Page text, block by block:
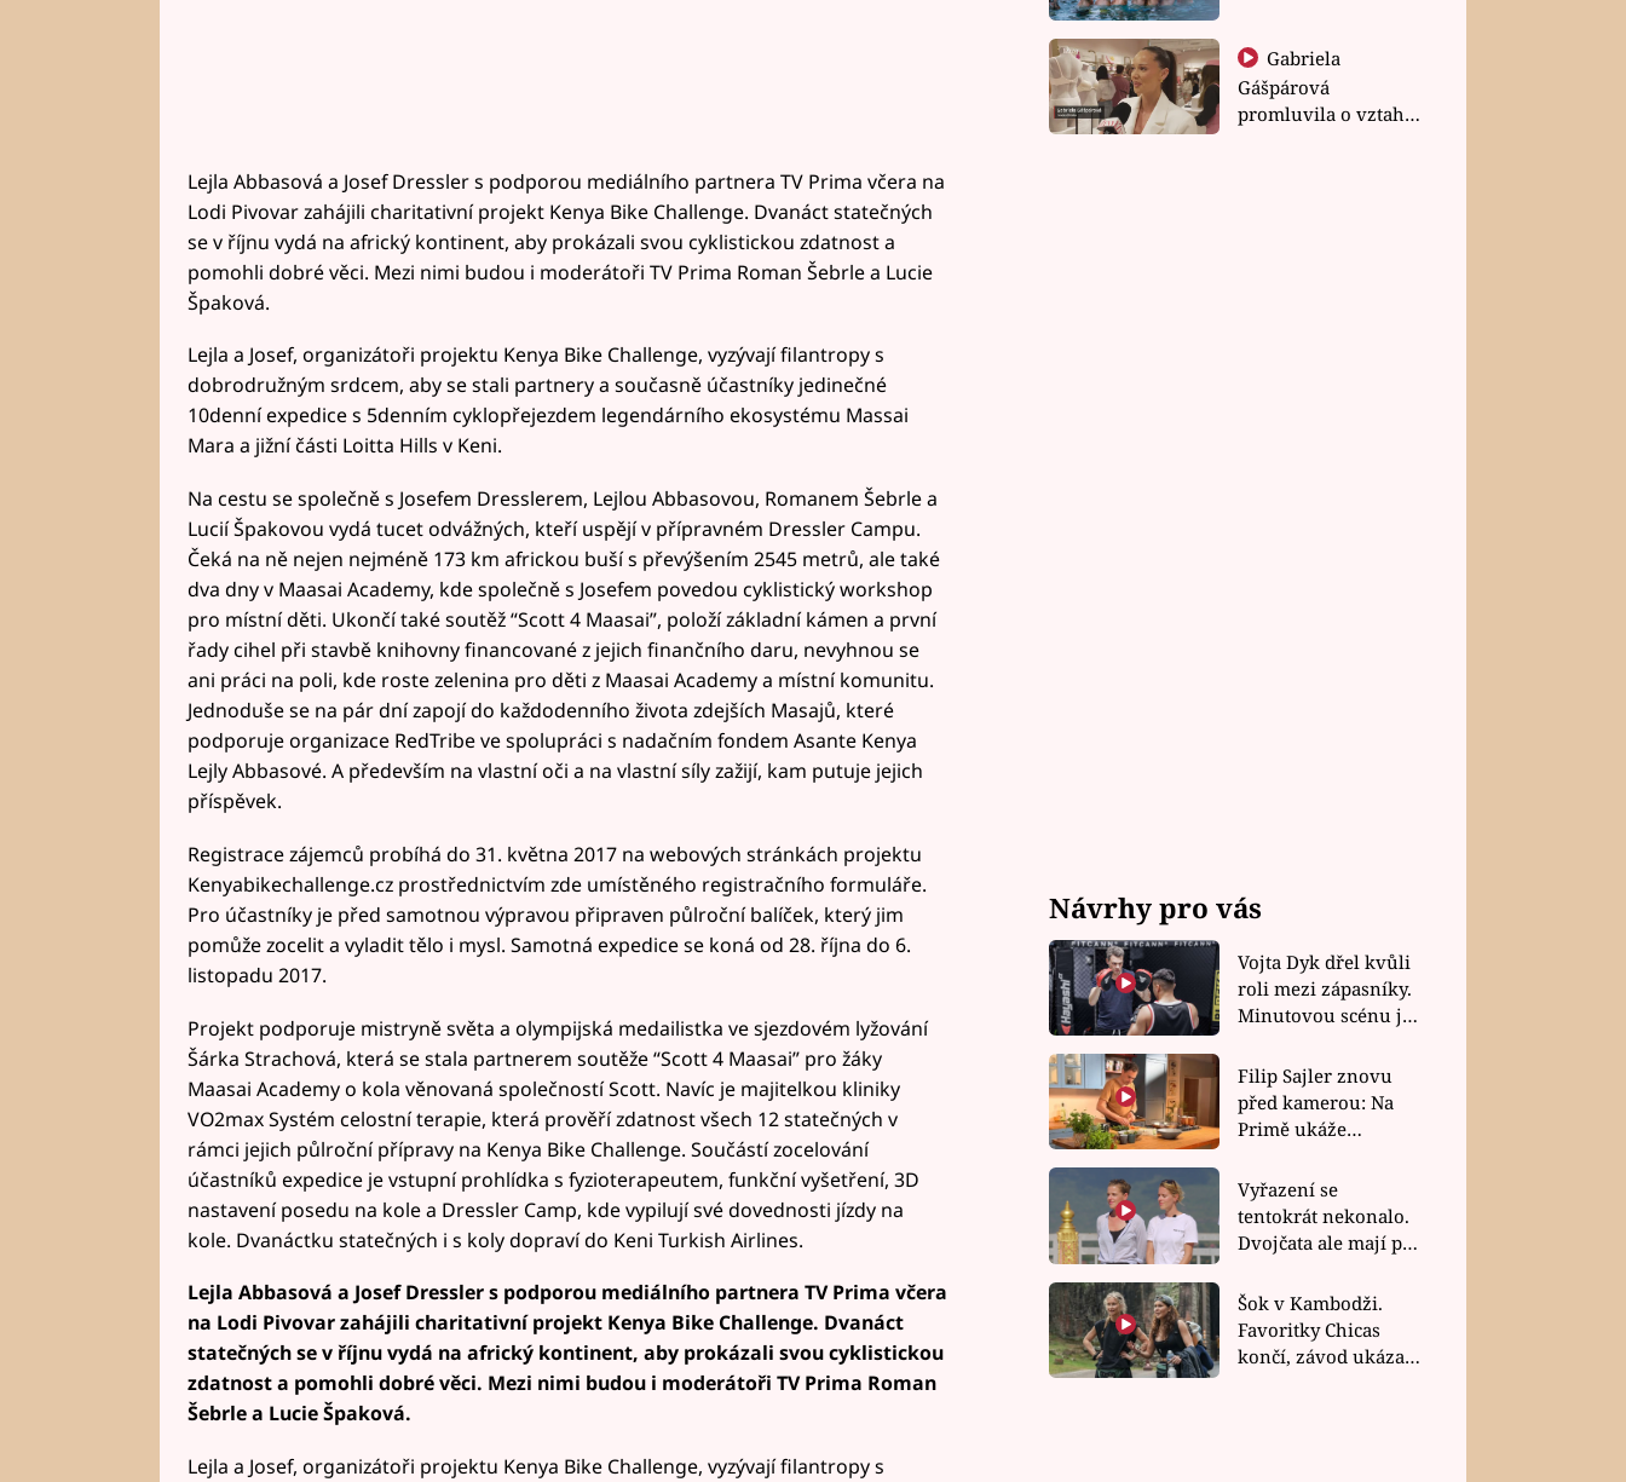
Lejla Abbasová a Josef Dressler s podporou mediálního partnera TV Prima včera na
Lodi Pivovar zahájili charitativní projekt Kenya Bike Challenge. Dvanáct statečných
se v říjnu vydá na africký kontinent, aby prokázali svou cyklistickou zdatnost a
pomohli dobré věci. Mezi nimi budou i moderátoři TV Prima Roman Šebrle a Lucie
Špaková.
Lejla a Josef, organizátoři projektu Kenya Bike Challenge, vyzývají filantropy s
dobrodružným srdcem, aby se stali partnery a současně účastníky jedinečné
10denní expedice s 5denním cyklopřejezdem legendárního ekosystému Massai
Mara a jižní části Loitta Hills v Keni.
Na cestu se společně s Josefem Dresslerem, Lejlou Abbasovou, Romanem Šebrle a
Lucií Špakovou vydá tucet odvážných, kteří uspějí v přípravném Dressler Campu.
Čeká na ně nejen nejméně 173 km africkou buší s převýšením 2545 metrů, ale také
dva dny v Maasai Academy, kde společně s Josefem povedou cyklistický workshop
pro místní děti. Ukončí také soutěž “Scott 4 Maasai”, položí základní kámen a první
řady cihel při stavbě knihovny financované z jejich finančního daru, nevyhnou se
ani práci na poli, kde roste zelenina pro děti z Maasai Academy a místní komunitu.
Jednoduše se na pár dní zapojí do každodenního života zdejších Masajů, které
podporuje organizace RedTribe ve spolupráci s nadačním fondem Asante Kenya
Lejly Abbasové. A především na vlastní oči a na vlastní síly zažijí, kam putuje jejich
příspěvek.
Registrace zájemců probíhá do 31. května 2017 na webových stránkách projektu
Kenyabikechallenge.cz prostřednictvím zde umístěného registračního formuláře.
Pro účastníky je před samotnou výpravou připraven půlroční balíček, který jim
pomůže zocelit a vyladit tělo i mysl. Samotná expedice se koná od 28. října do 6.
listopadu 2017.
Projekt podporuje mistryně světa a olympijská medailistka ve sjezdovém lyžování
Šárka Strachová, která se stala partnerem soutěže “Scott 4 Maasai” pro žáky
Maasai Academy o kola věnovaná společností Scott. Navíc je majitelkou kliniky
VO2max Systém celostní terapie, která prověří zdatnost všech 12 statečných v
rámci jejich půlroční přípravy na Kenya Bike Challenge. Součástí zocelování
účastníků expedice je vstupní prohlídka s fyzioterapeutem, funkční vyšetření, 3D
nastavení posedu na kole a Dressler Camp, kde vypilují své dovednosti jízdy na
kole. Dvanáctku statečných i s koly dopraví do Keni Turkish Airlines.
Lejla Abbasová a Josef Dressler s podporou mediálního partnera TV Prima včera
na Lodi Pivovar zahájili charitativní projekt Kenya Bike Challenge. Dvanáct
statečných se v říjnu vydá na africký kontinent, aby prokázali svou cyklistickou
zdatnost a pomohli dobré věci. Mezi nimi budou i moderátoři TV Prima Roman
Šebrle a Lucie Špaková.
Lejla a Josef, organizátoři projektu Kenya Bike Challenge, vyzývají filantropy s
Gabriela
Gášpárová
promluvila o vztahu
Návrhy pro vás
Vojta Dyk dřel kvůli
roli mezi zápasníky.
Minutovou scénu jel
Filip Sajler znovu
před kamerou: Na
Primě ukáže
rychlé recepty
Vyřazení se
tentokrát nekonalo.
Dvojčata ale mají po
závodu nůž na krku
Šok v Kambodži.
Favoritky Chicas
končí, závod ukázal